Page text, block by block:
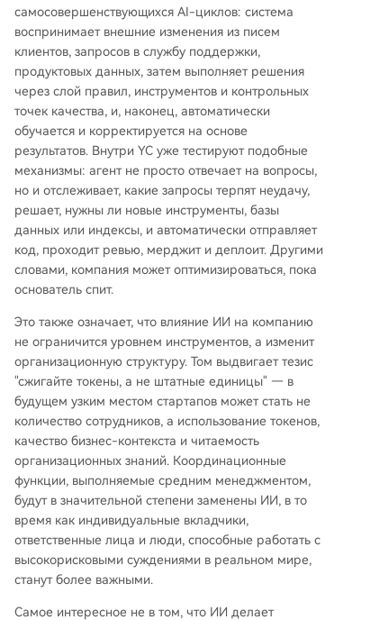
самосовершенствующихся AI-циклов: система
воспринимает внешние изменения из писем
клиентов, запросов в службу поддержки,
продуктовых данных, затем выполняет решения
через слой правил, инструментов и контрольных
точек качества, и, наконец, автоматически
обучается и корректируется на основе
результатов. Внутри YC уже тестируют подобные
механизмы: агент не просто отвечает на вопросы,
но и отслеживает, какие запросы терпят неудачу,
решает, нужны ли новые инструменты, базы
данных или индексы, и автоматически отправляет
код, проходит ревью, мерджит и деплоит. Другими
словами, компания может оптимизироваться, пока
основатель спит.
Это также означает, что влияние ИИ на компанию
не ограничится уровнем инструментов, а изменит
организационную структуру. Том выдвигает тезис
"сжигайте токены, а не штатные единицы" — в
будущем узким местом стартапов может стать не
количество сотрудников, а использование токенов,
качество бизнес-контекста и читаемость
организационных знаний. Координационные
функции, выполняемые средним менеджментом,
будут в значительной степени заменены ИИ, в то
время как индивидуальные вкладчики,
ответственные лица и люди, способные работать с
высокорисковыми суждениями в реальном мире,
станут более важными.
Самое интересное не в том, что ИИ делает